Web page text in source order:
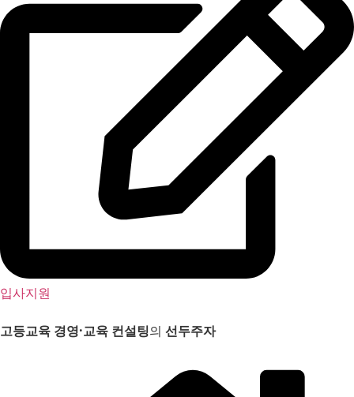
입사지원
고등교육 경영·교육 컨설팅의 선두주자